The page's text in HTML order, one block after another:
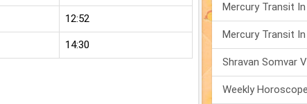
12:52
14:30